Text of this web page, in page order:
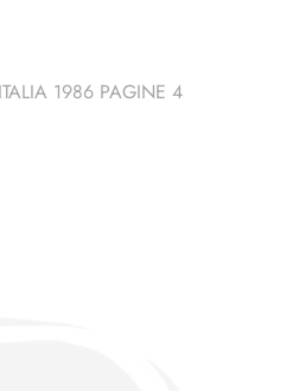
1986 PAGINE 4